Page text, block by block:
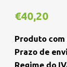
€40,20
Produto
Prazo de
Regime do